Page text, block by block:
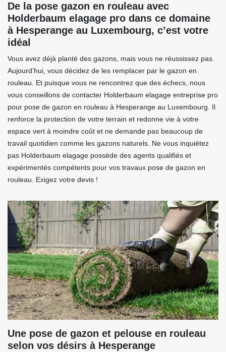
De la pose gazon en rouleau avec
Holderbaum elagage pro dans ce domaine
à Hesperange au Luxembourg, c’est votre
idéal
Vous avez déjà planté des gazons, mais vous ne réussissez pas.
Aujourd’hui, vous décidez de les remplacer par le gazon en
rouleau. Et puisque vous ne rencontrez que des échecs, nous
vous conseillons de contacter Holderbaum elagage entreprise pro
pour pose de gazon en rouleau à Hesperange au Luxembourg. Il
renforce la protection de votre terrain et redonne vie à votre
espace vert à moindre coût et ne demande pas beaucoup de
travail quotidien comme les gazons naturels. Ne vous inquiétez
pas Holderbaum elagage possède des agents qualifiés et
expérimentés compétents pour vos travaux pose de gazon en
rouleau. Exigez votre devis !
Une pose de gazon et pelouse en rouleau
selon vos désirs à Hesperange